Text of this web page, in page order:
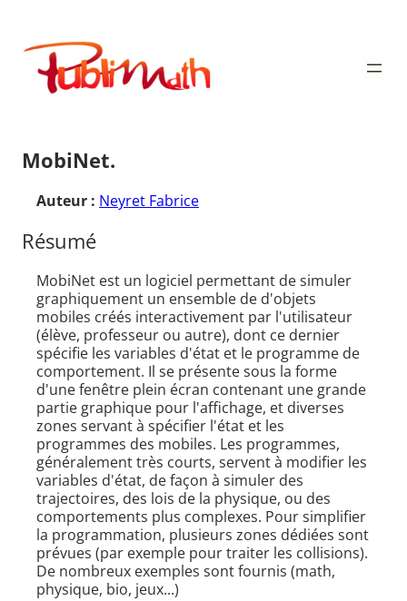
contenu
Publimath
MobiNet.
Auteur : Neyret Fabrice
Résumé
MobiNet est un logiciel permettant de simuler
graphiquement un ensemble de d'objets
mobiles créés interactivement par l'utilisateur
(élève, professeur ou autre), dont ce dernier
spécifie les variables d'état et le programme de
comportement. Il se présente sous la forme
d'une fenêtre plein écran contenant une grande
partie graphique pour l'affichage, et diverses
zones servant à spécifier l'état et les
programmes des mobiles. Les programmes,
généralement très courts, servent à modifier les
variables d'état, de façon à simuler des
trajectoires, des lois de la physique, ou des
comportements plus complexes. Pour simplifier
la programmation, plusieurs zones dédiées sont
prévues (par exemple pour traiter les collisions).
De nombreux exemples sont fournis (math,
physique, bio, jeux...)